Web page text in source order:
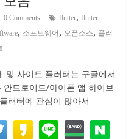
0 Comments flutter, flutter
, 소프트웨어 , 오픈소스, 플러
및 사이트 플러터는 구글에서
드로이드/아이폰 앱 하이브
러터에 관심이 많아서